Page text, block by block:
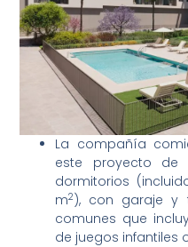
La compañía
este proyecto de
dormitorios
m2), con garaje y
comunes que
de juegos infantiles